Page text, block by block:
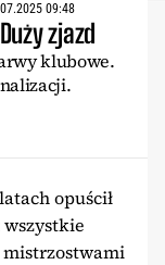
09:48
zjazd
klubowe.
opuścił